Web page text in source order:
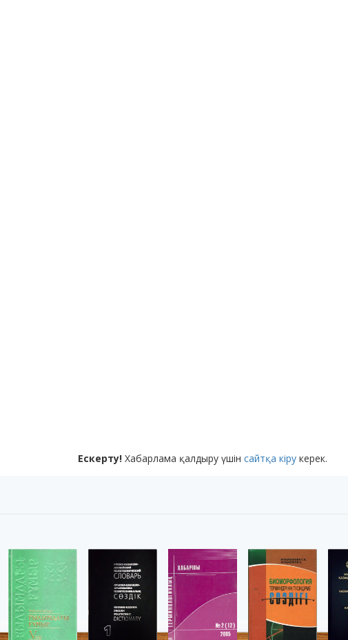
Ескерту! Хабарлама қалдыру үшін сайтқа кіру керек.